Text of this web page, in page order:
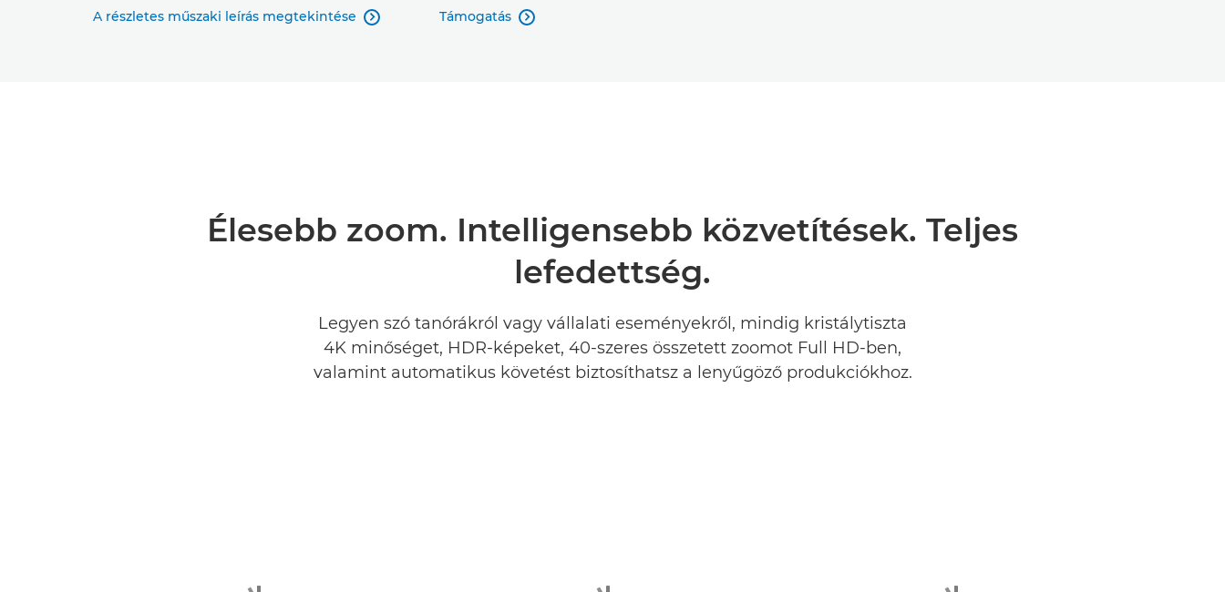
A részletes műszaki leírás megtekintése  Támogatás 
Élesebb zoom. Intelligensebb közvetítések. Teljes
lefedettség.
Legyen szó tanórákról vagy vállalati eseményekről, mindig kristálytiszta
4K minőséget, HDR-képeket, 40-szeres összetett zoomot Full HD-ben,
valamint automatikus követést biztosíthatsz a lenyűgöző produkciókhoz.